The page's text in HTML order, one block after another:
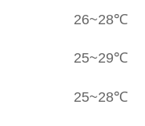
26~28℃
25~29℃
25~28℃